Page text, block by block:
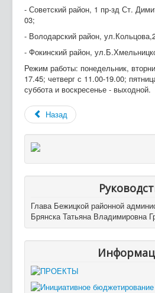
- Советский район, 1 пр-зд Ст.
03;
- Володарский район,
- Фокинский район,
Режим работы: понедельник,
17.45; четверг с 11.00-19.00;
суббота и воскресенье - выходной.
Назад
Глава Бежицкой районной
Брянска Татьяна Владимировна